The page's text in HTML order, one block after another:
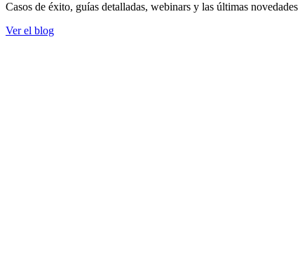
Casos de éxito, guías detalladas, webinars y las últimas
Ver el blog